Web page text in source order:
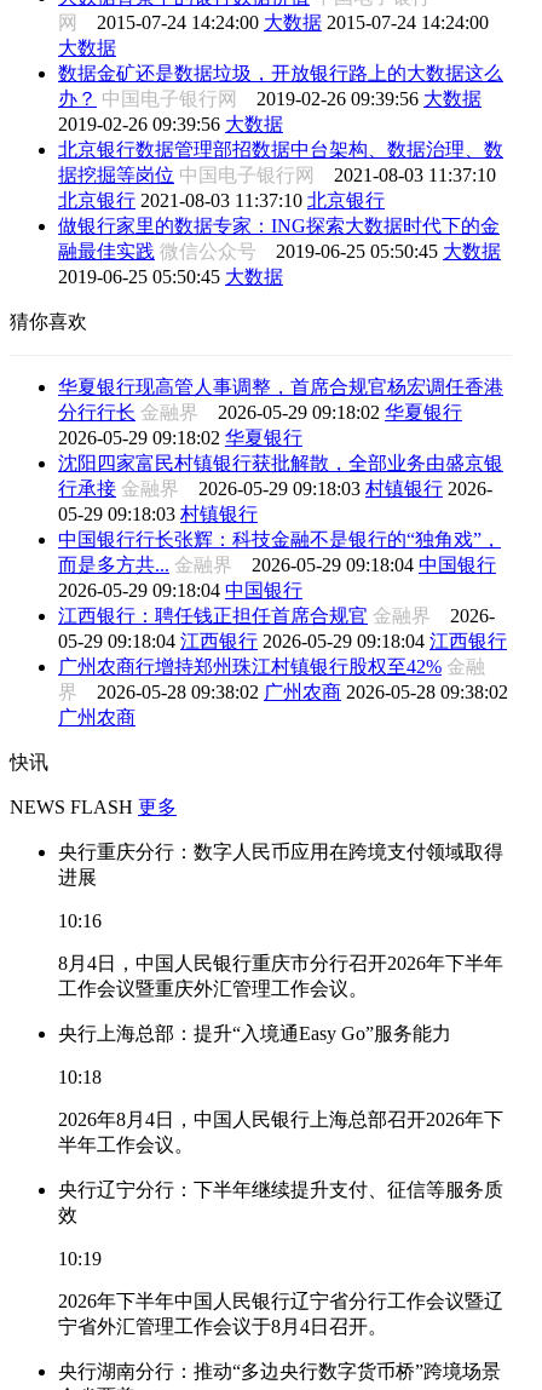
网 2015-07-24 14:24:00 大数据 2015-07-24 14:24:00
大数据
数据金矿还是数据垃圾，开放银行路上的大数据这么
办？ 中国电子银行网 2019-02-26 09:39:56 大数据
2019-02-26 09:39:56 大数据
北京银行数据管理部招数据中台架构、数据治理、数
据挖掘等岗位 中国电子银行网 2021-08-03 11:37:10
北京银行 2021-08-03 11:37:10 北京银行
做银行家里的数据专家：ING探索大数据时代下的金
融最佳实践 微信公众号 2019-06-25 05:50:45 大数据
2019-06-25 05:50:45 大数据
猜你喜欢
华夏银行现高管人事调整，首席合规官杨宏调任香港
分行行长 金融界 2026-05-29 09:18:02 华夏银行
2026-05-29 09:18:02 华夏银行
沈阳四家富民村镇银行获批解散，全部业务由盛京银
行承接 金融界 2026-05-29 09:18:03 村镇银行 2026-
05-29 09:18:03 村镇银行
中国银行行长张辉：科技金融不是银行的“独角戏”，
而是多方共... 金融界 2026-05-29 09:18:04 中国银行
2026-05-29 09:18:04 中国银行
江西银行：聘任钱正担任首席合规官 金融界 2026-
05-29 09:18:04 江西银行 2026-05-29 09:18:04 江西银行
广州农商行增持郑州珠江村镇银行股权至42% 金融
界 2026-05-28 09:38:02 广州农商 2026-05-28 09:38:02
广州农商
快讯
NEWS FLASH 更多
央行重庆分行：数字人民币应用在跨境支付领域取得
进展
10:16
8月4日，中国人民银行重庆市分行召开2026年下半年
工作会议暨重庆外汇管理工作会议。
央行上海总部：提升“入境通Easy Go”服务能力
10:18
2026年8月4日，中国人民银行上海总部召开2026年下
半年工作会议。
央行辽宁分行：下半年继续提升支付、征信等服务质
效
10:19
2026年下半年中国人民银行辽宁省分行工作会议暨辽
宁省外汇管理工作会议于8月4日召开。
央行湖南分行：推动“多边央行数字货币桥”跨境场景